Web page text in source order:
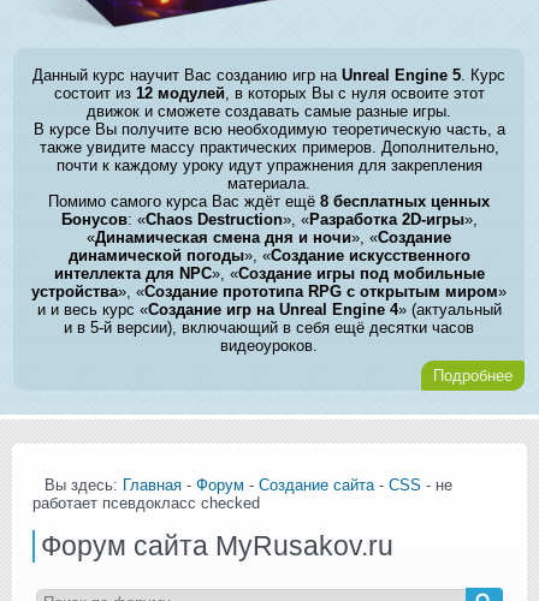
Данный курс научит Вас созданию игр наUnreal Engine 5 . Курс
состоит из 12 модулей, в которых Вы с нуля освоите этот
движок и сможете создавать самые разные игры.
В курсе Вы получите всю необходимую теоретическую часть, а
также увидите массу практических примеров. Дополнительно,
почти к каждому уроку идут упражнения для закрепления
материала.
Помимо самого курса Вас ждёт ещё8 бесплатных ценных
Бонусов: «Chaos Destruction», «Разработка 2D-игры»,
«Динамическая смена дня и ночи», «Создание
динамической погоды», «Создание искусственного
интеллекта для NPC», «Создание игры под мобильные
устройства», «Создание прототипа RPG с открытым миром»
и и весь курс «Создание игр на Unreal Engine 4» (актуальный
и в 5-й версии), включающий в себя ещё десятки часов
видеоуроков.
Подробнее
Вы здесь: Главная - Форум - Создание сайта - CSS - не
работает псевдокласс checked
Форум сайта MyRusakov.ru